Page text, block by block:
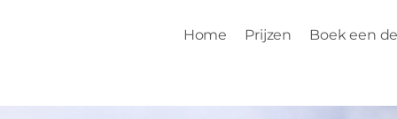
Home Prijzen Boek een